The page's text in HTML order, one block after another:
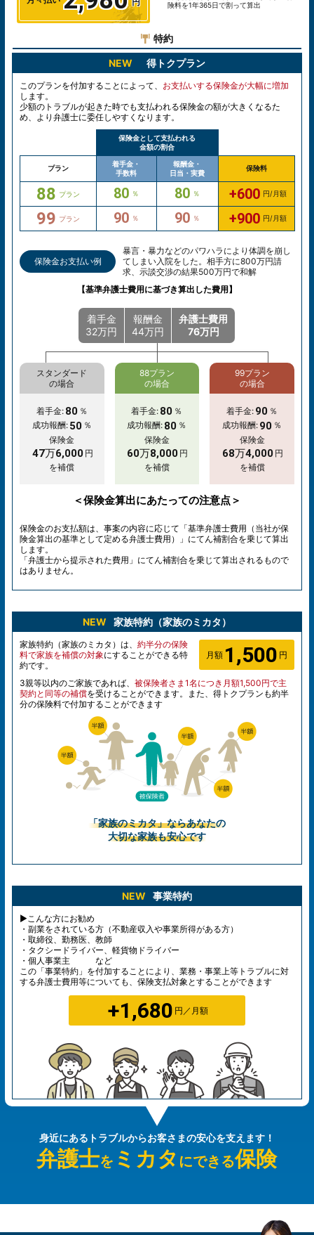
険料を1年365日で割って算出
特約
NEW 得トクプラン
このプランを付加することによって、 お支払いする保険金が大幅に増加
します。
少額のトラブルが起きた時でも支払われる保険金の額が大きくなるた
め、より弁護士に委任しやすくなります。
保険金として支払われる
金額の割合
プラン
着手金・
手数料
報酬金・
日当・実費
保険料
88 プラン 80 ％ 80 ％ +600 円/月額
99 プラン 90 ％ 90 ％ +900 円/月額
保険金お支払い例
暴言・暴力などのパワハラにより体調を崩し
てしまい入院をした。相手方に800万円請
求、示談交渉の結果500万円で和解
【基準弁護士費用に基づき算出した費用】
着手金
32万円
報酬金
44万円
弁護士費用
76万円
スタンダード
の場合
着手金: 80 ％
成功報酬: 50 ％
保険金
47万6,000 円
を補償
88プラン
の場合
着手金: 80 ％
成功報酬: 80 ％
保険金
60万8,000 円
を補償
99プラン
の場合
着手金: 90 ％
成功報酬: 90 ％
保険金
68万4,000 円
を補償
＜保険金算出にあたっての注意点＞
保険金のお支払額は、事案の内容に応じて「基準弁護士費用（当社が保
険金算出の基準として定める弁護士費用）」にてん補割合を乗じて算出
します。
「弁護士から提示された費用」にてん補割合を乗じて算出されるもので
はありません。
NEW 家族特約（家族のミカタ）
家族特約（家族のミカタ）は、 約半分の保険
料で家族を補償の対象 にすることができる特
約です。
月額 1,500 円
3親等以内のご家族であれば、 被保険者さま1名につき月額1,500円で主
契約と同等の補償を受けることができます。また、得トクプランも約半
分の保険料で付加することができます
「家族のミカタ」ならあなたの
大切な家族も安心です
NEW 事業特約
▶こんな方にお勧め
・副業をされている方（不動産収入や事業所得がある方）
・取締役、勤務医、教師
・タクシードライバー、軽貨物ドライバー
・個人事業主 など
この「事業特約」を付加することにより、業務・事業上等トラブルに対
する弁護士費用等についても、保険支払対象とすることができます
+1,680 円／月額
身近にあるトラブルからお客さまの安心を支えます！
弁護士を ミカタ にできる保険